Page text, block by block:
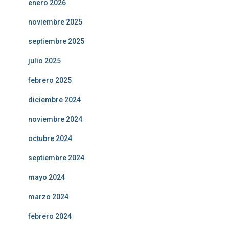
enero 2026
noviembre 2025
septiembre 2025
julio 2025
febrero 2025
diciembre 2024
noviembre 2024
octubre 2024
septiembre 2024
mayo 2024
marzo 2024
febrero 2024